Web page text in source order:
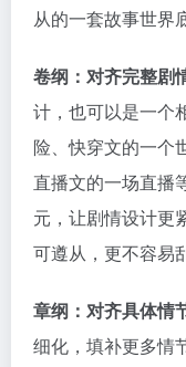
从的一套故事世界
卷纲：对齐完整剧
计，也可以是一
险、快穿文的一个
直播文的一场直播
元，让剧情设计更
可遵从，更不容易
章纲：对齐具体情
细化，填补更多情